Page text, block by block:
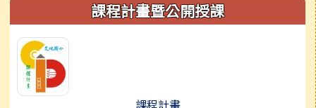
左邊區域內容課程計畫暨公開授課